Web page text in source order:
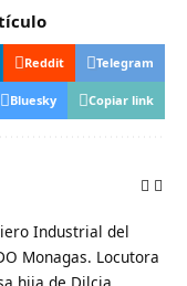
Reddit Telegram
Bluesky Copiar link
Industrial del
Monagas. Locutora
hija de Dilcia